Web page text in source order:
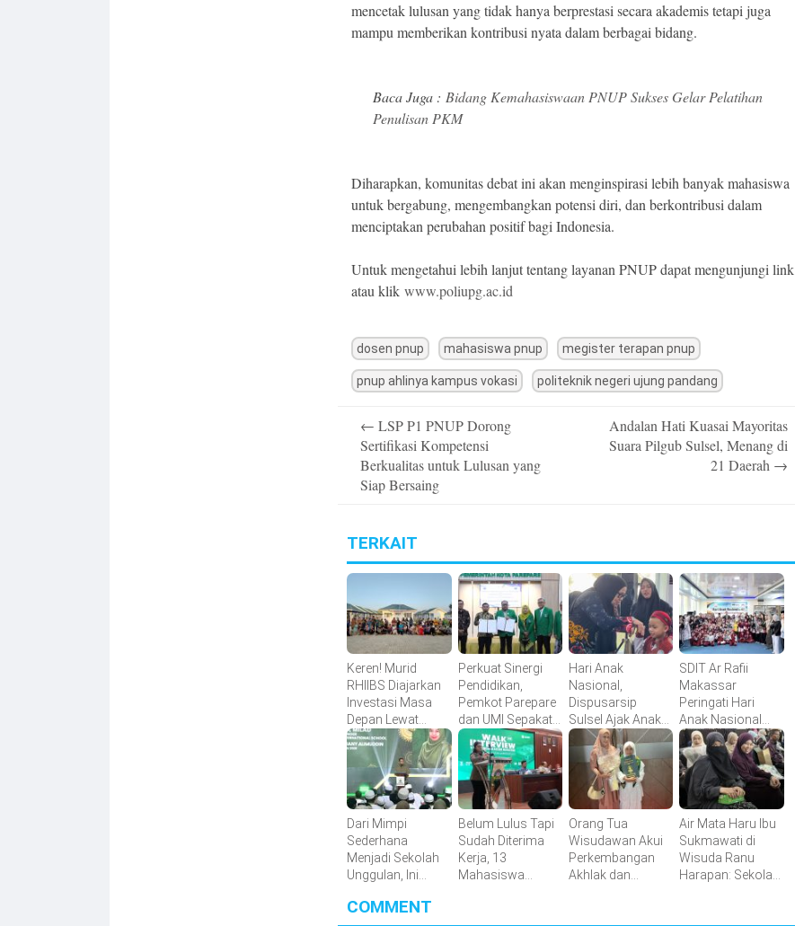
mencetak lulusan yang tidak hanya berprestasi secara akademis tetapi juga
mampu memberikan kontribusi nyata dalam berbagai bidang.
Baca Juga :Bidang Kemahasiswaan PNUP Sukses Gelar Pelatihan
Penulisan PKM
Diharapkan, komunitas debat ini akan menginspirasi lebih banyak mahasiswa
untuk bergabung, mengembangkan potensi diri, dan berkontribusi dalam
menciptakan perubahan positif bagi Indonesia.
Untuk mengetahui lebih lanjut tentang layanan PNUP dapat mengunjungi link
atau klikwww.poliupg.ac.id
dosen pnup mahasiswa pnup megister terapan pnup
pnup ahlinya kampus vokasi politeknik negeri ujung pandang
navigation
← LSP P1 PNUP Dorong
Sertifikasi Kompetensi
Berkualitas untuk Lulusan yang
Siap Bersaing
Andalan Hati Kuasai Mayoritas
Suara Pilgub Sulsel, Menang di
21 Daerah →
TERKAIT
Keren! Murid
RHIIBS Diajarkan
Investasi Masa
Depan Lewat
Gerakan Tanam
Tiga Pohon per
Orang
Perkuat Sinergi
Pendidikan,
Pemkot Parepare
dan UMI Sepakati
Perpanjangan
Kerja Sama Tri
Dharma
Perguruan Tinggi
Hari Anak
Nasional,
Dispusarsip
Sulsel Ajak Anak
Gemar Membaca
melalui Literasi
Interaktif
SDIT Ar Rafii
Makassar
Peringati Hari
Anak Nasional
dengan Outing
Class di
Perpustakaan
Sulsel
Dari Mimpi
Sederhana
Menjadi Sekolah
Unggulan, Ini
Dibangun
Belum Lulus Tapi
Sudah Diterima
Kerja, 13
Mahasiswa
Orang Tua
Wisudawan Akui
Perkembangan
Akhlak dan
Air Mata Haru Ibu
Sukmawati di
Wisuda Ranu
Harapan: Sekolah
COMMENT